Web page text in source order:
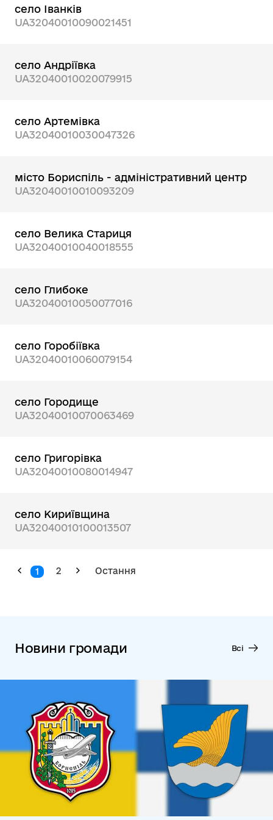
село Іванків
UA32040010090021451
село Андріївка
UA32040010020079915
село Артемівка
UA32040010030047326
місто Бориспіль - адміністративний центр
UA32040010010093209
село Велика Стариця
UA32040010040018555
село Глибоке
UA32040010050077016
село Горобіївка
UA32040010060079154
село Городище
UA32040010070063469
село Григорівка
UA32040010080014947
село Кириївщина
UA32040010100013507
1 2 Остання
Новини громади Всі